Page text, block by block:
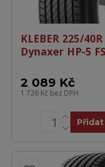
KLEBER 225/
Dynaxer HP-5
2 089 Kč
1 726 Kč bez DPH